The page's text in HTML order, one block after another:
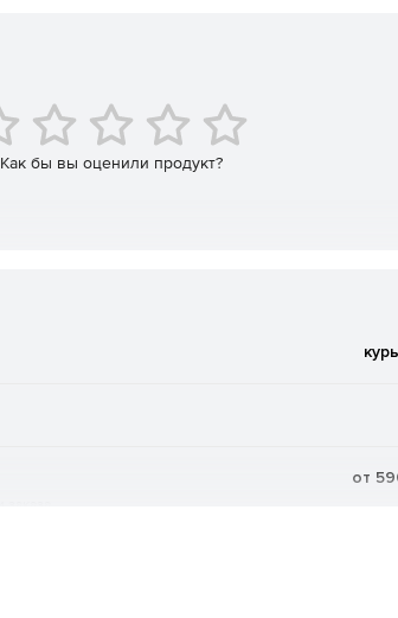
Как бы вы оценили продукт?
от